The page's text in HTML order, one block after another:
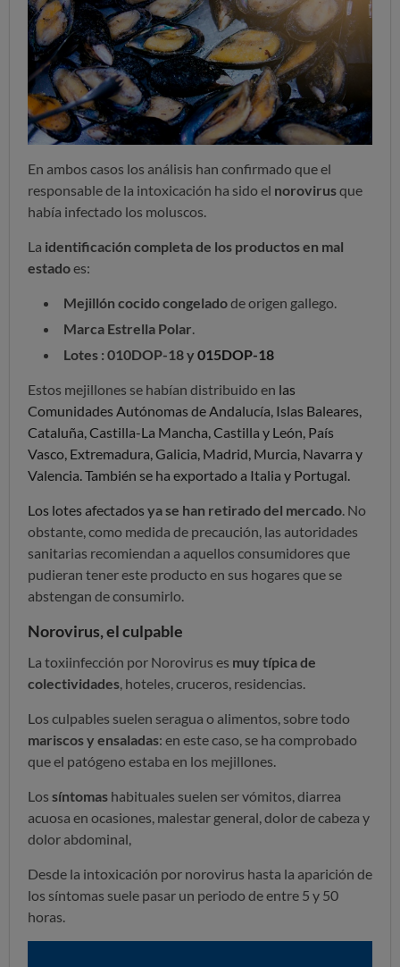
En ambos casos los análisis han confirmado que el
responsable de la intoxicación ha sido el norovirusque
había infectado los moluscos.
La identificación completa de los productos en mal
estadoes:
Mejillón cocido congeladode origen gallego.
Marca Estrella Polar.
Lotes : 010DOP-18 y 015DOP-18
Estos mejillones se habían distribuido en las
Comunidades Autónomas de Andalucía, Islas Baleares,
Cataluña, Castilla-La Mancha, Castilla y León, País
Vasco, Extremadura, Galicia, Madrid, Murcia, Navarra y
Valencia. También se ha exportado a Italia y Portugal.
Los lotes afectados ya se han retirado del mercado. No
obstante, como medida de precaución, las autoridades
sanitarias recomiendan a aquellos consumidores que
pudieran tener este producto en sus hogares que se
abstengan de consumirlo.
Norovirus, el culpable
La toxiinfección por Norovirus es muy típica de
colectividades, hoteles, cruceros, residencias.
Los culpables suelen seragua o alimentos, sobre todo
mariscos y ensaladas: en este caso, se ha comprobado
que el patógeno estaba en los mejillones.
Los síntomas habituales suelen ser vómitos, diarrea
acuosa en ocasiones, malestar general, dolor de cabeza y
dolor abdominal,
Desde la intoxicación por norovirus hasta la aparición de
los síntomas suele pasar un periodo de entre 5 y 50
horas.